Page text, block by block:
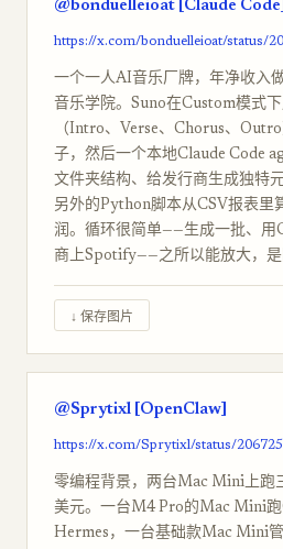
@bonduelleioat [Claude Code]
https://x.com/bonduelleioat/status/
一个一人AI音乐厂牌，年净收入
音乐学院。Suno在Custom模式
（Intro、Verse、Chorus、
子，然后一个本地Claude Code
文件夹结构、给发行商生成独特
另外的Python脚本从CSV报表里
润。循环很简单——生成一批、用
商上Spotify——之所以能放大，是
↓ 保存图片
@Sprytixl [OpenClaw]
https://x.com/Sprytixl/status/
零编程背景，两台Mac Mini上跑
美元。一台M4 Pro的Mac Mini
Hermes，一台基础款Mac Mini